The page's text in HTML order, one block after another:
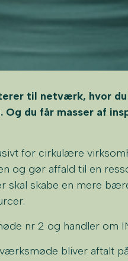
til netværk, hvor
du får masser af
for cirkulære
og gør affald til en
skal skabe en mere
nr 2 og handler om
bliver aftalt